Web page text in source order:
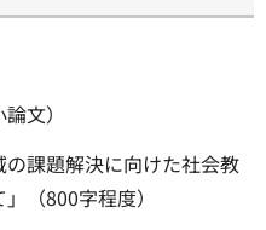
文）
課題解決に向けた社会教
（800字程度）